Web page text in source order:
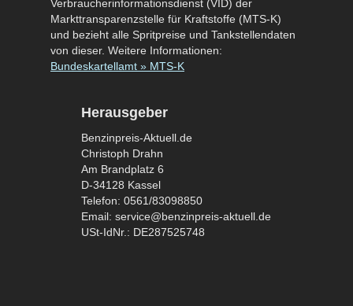
Verbraucherinformationsdienst (VID) der
Markttransparenzstelle für Kraftstoffe (MTS-K)
und bezieht alle Spritpreise und Tankstellendaten
von dieser. Weitere Informationen:
Bundeskartellamt » MTS-K
Herausgeber
Benzinpreis-Aktuell.de
Christoph Drahn
Am Brandplatz 6
D-34128 Kassel
Telefon: 0561/83098850
Email: service@benzinpreis-aktuell.de
USt-IdNr.: DE287525748